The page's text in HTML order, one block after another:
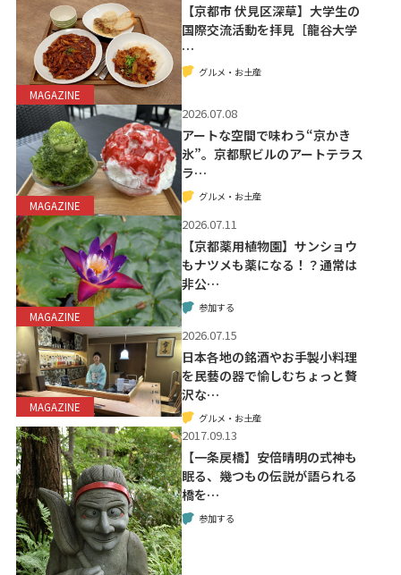
MAGAZINE
【京都市 伏見区深草】大学生の
国際交流活動を拝見［龍谷大学
…
グルメ・お土産
MAGAZINE
2026.07.08
アートな空間で味わう“京かき
氷”。京都駅ビルのアートテラス
ラ…
グルメ・お土産
MAGAZINE
2026.07.11
【京都薬用植物園】サンショウ
もナツメも薬になる！？通常は
非公…
参加する
MAGAZINE
2026.07.15
日本各地の銘酒やお手製小料理
を民藝の器で愉しむちょっと贅
沢な…
グルメ・お土産
2017.09.13
【一条戻橋】安倍晴明の式神も
眠る、幾つもの伝説が語られる
橋を…
参加する